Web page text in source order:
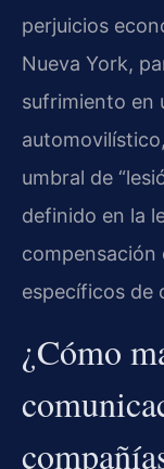
perjuicios
Nueva York,
sufrimiento en
umbral de
definido en la
compensación
específicos de
¿Cómo